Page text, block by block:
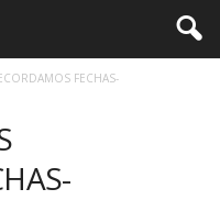
FECHAS-